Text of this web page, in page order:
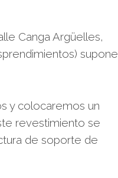
Canga Argüelles,
supone
y colocaremos un
revestimiento se
de soporte de